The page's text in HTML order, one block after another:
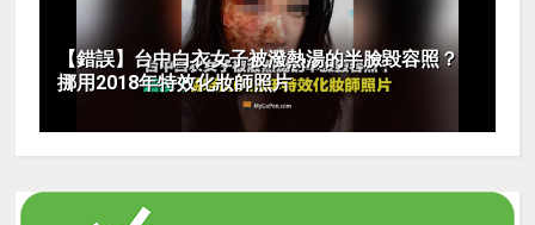
【錯誤】台中白衣女子被潑熱湯的半臉毀容照？
挪用2018年特效化妝師照片